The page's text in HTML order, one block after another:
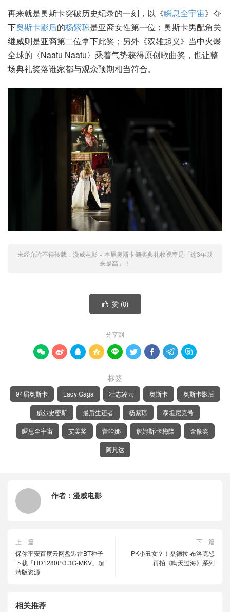
再来就是奥斯卡突破历史纪录的一刻，以《瞬息全宇宙》夺
下奥斯卡影后的杨紫琼是亚裔女性第一位；奥斯卡男配角关
继威则是亚裔第二位拿下此奖；另外《双雄起义》当中火爆
全球的〈Naatu Naatu〉乘着气势获得原创歌曲奖，也让整
场典礼奖落谁家都与观众预期相当符合。
未经允许不得转载： 漫威电影 » 本届奥斯卡颁奖典礼收视率是「这3年以
来最高」！
 赞 (0)
分享到
        
标签
94届奥斯卡 Lady Gaga 壮志凌云 奥斯卡 奥斯卡影后
威尔史密斯 最后生还者 杨紫琼 泰坦尼克号
瞬息全宇宙 艾美奖 蕾哈娜 詹姆斯·卡梅隆 金像奖
阿凡达
作者： 漫威电影
上一篇
保你平安百度云网盘迅雷BT种子
下载「HD1280P/3.3G-MKV」超
清版资源
下一篇
PK小丑女？！桑德拉·布洛克想
再拍《瞒天过海》系列
相关推荐